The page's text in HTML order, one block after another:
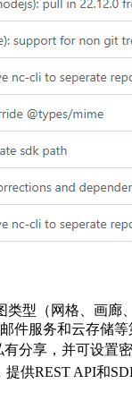
类型（网格、画
件服务和云存储
分享，并可设置密
供REST API和